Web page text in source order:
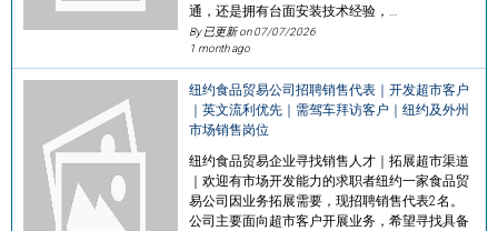
通，还是拥有台面安装技术经验，…
By 已更新 on07/07/2026
1 month ago
纽约食品贸易公司招聘销售代表｜开发超市客户
｜英文流利优先｜需驾车拜访客户｜纽约及外州
市场销售岗位
纽约食品贸易企业寻找销售人才｜拓展超市渠道
｜欢迎有市场开发能力的求职者纽约一家食品贸
易公司因业务拓展需要，现招聘销售代表2名。
公司主要面向超市客户开展业务，希望寻找具备